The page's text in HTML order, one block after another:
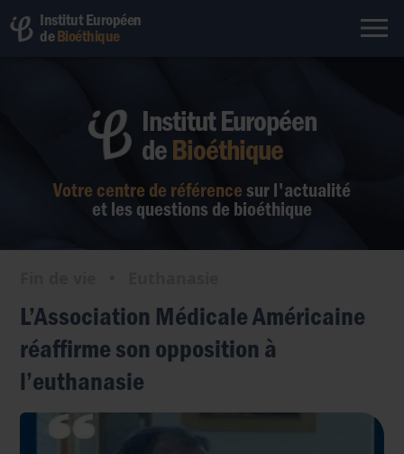
Institut Européen
deBioéthique
Votre centre de référence sur l'actualité
et les questions de bioéthique
Institut Européen
deBioéthique
L’Association Médicale Américaine
réaffirme son opposition à
l’euthanasie